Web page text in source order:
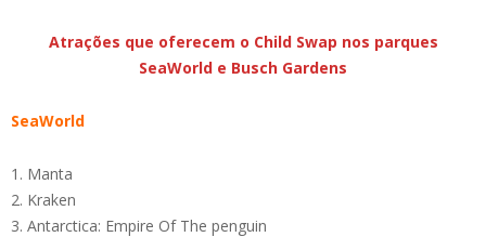
Atrações que oferecem o Child Swap nos parques
SeaWorld e Busch Gardens
SeaWorld
Manta
Kraken
Antarctica: Empire Of The penguin